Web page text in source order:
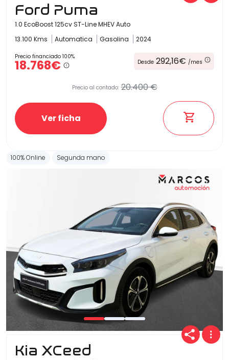
Ford Puma
1.0 EcoBoost 125cv ST-Line MHEV Auto
13.100 Kms
Automatica Gasolina 2024
Precio financiado 100%
18.768€ Desde 292,16€ /mes
Precio al contado: 20.400 €
Ver ficha
100% Online Segunda mano
Kia XCeed